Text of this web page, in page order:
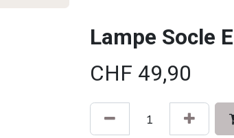
Lampe Socle
CHF 49,90